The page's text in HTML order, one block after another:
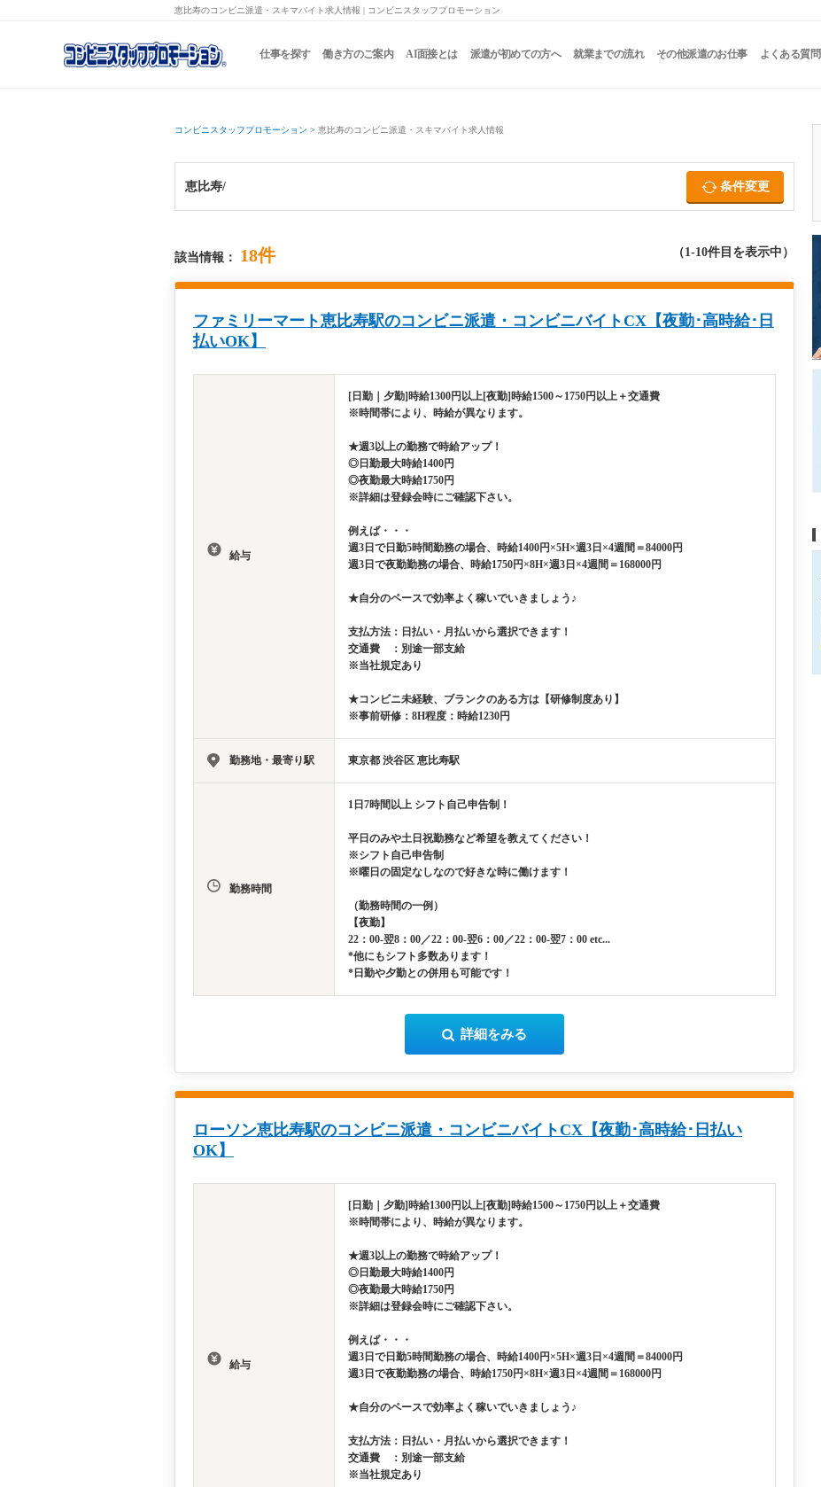
恵比寿のコンビニ派遣・スキマバイト求人情報 | コンビニスタッフプロモーション
仕事を探す 働き方のご案内 AI面接とは 派遣が初めての方へ 就業までの流れ その他派遣のお仕事 よくある質問
コンビニスタッフプロモーション > 恵比寿のコンビニ派遣・スキマバイト求人情報
恵比寿/ 条件変更
該当情報： 18件 （1-10件目を表示中）
ファミリーマート恵比寿駅のコンビニ派遣・コンビニバイトCX【夜勤･高時給･日
払いOK】
給与
[日勤｜夕勤]時給1300円以上[夜勤]時給1500～1750円以上＋交通費
※時間帯により、時給が異なります。
★週3以上の勤務で時給アップ！
◎日勤最大時給1400円
◎夜勤最大時給1750円
※詳細は登録会時にご確認下さい。
例えば・・・
週3日で日勤5時間勤務の場合、時給1400円×5H×週3日×4週間＝84000円
週3日で夜勤勤務の場合、時給1750円×8H×週3日×4週間＝168000円
★自分のペースで効率よく稼いでいきましょう♪
支払方法：日払い・月払いから選択できます！
交通費 ：別途一部支給
※当社規定あり
★コンビニ未経験、ブランクのある方は【研修制度あり】
※事前研修：8H程度：時給1230円
勤務地・最寄り駅 東京都 渋谷区 恵比寿駅
勤務時間
1日7時間以上 シフト自己申告制！
平日のみや土日祝勤務など希望を教えてください！
※シフト自己申告制
※曜日の固定なしなので好きな時に働けます！
（勤務時間の一例）
【夜勤】
22：00-翌8：00／22：00-翌6：00／22：00-翌7：00 etc...
*他にもシフト多数あります！
*日勤や夕勤との併用も可能です！
詳細をみる
ローソン恵比寿駅のコンビニ派遣・コンビニバイトCX【夜勤･高時給･日払い
OK】
給与
[日勤｜夕勤]時給1300円以上[夜勤]時給1500～1750円以上＋交通費
※時間帯により、時給が異なります。
★週3以上の勤務で時給アップ！
◎日勤最大時給1400円
◎夜勤最大時給1750円
※詳細は登録会時にご確認下さい。
例えば・・・
週3日で日勤5時間勤務の場合、時給1400円×5H×週3日×4週間＝84000円
週3日で夜勤勤務の場合、時給1750円×8H×週3日×4週間＝168000円
★自分のペースで効率よく稼いでいきましょう♪
支払方法：日払い・月払いから選択できます！
交通費 ：別途一部支給
※当社規定あり